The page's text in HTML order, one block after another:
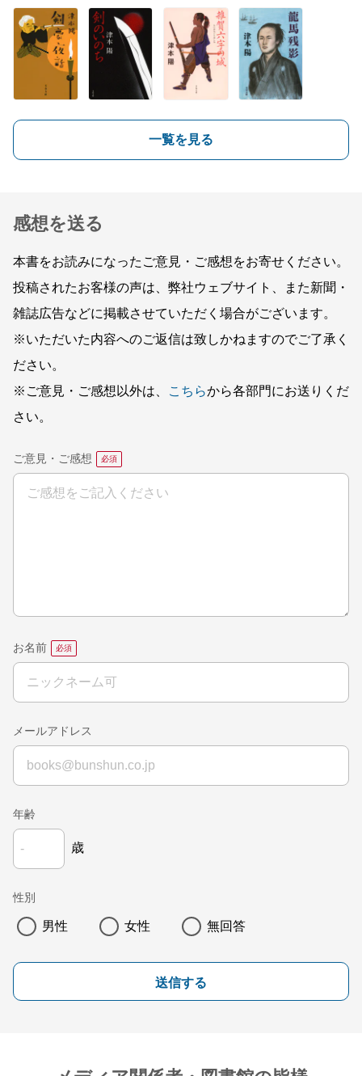
一覧を見る
感想を送る
本書をお読みになったご意見・ご感想をお寄せください。
投稿されたお客様の声は、弊社ウェブサイト、また新聞・
雑誌広告などに掲載させていただく場合がございます。
※いただいた内容へのご返信は致しかねますのでご了承く
ださい。
※ご意見・ご感想以外は、
こちらから各部門にお送りくだ
さい。
ご意見・ご感想
お名前
メールアドレス
年齢
歳
性別
男性 女性 無回答
送信する